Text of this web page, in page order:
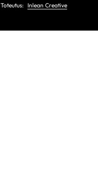
Toteutus: Inlean Creative